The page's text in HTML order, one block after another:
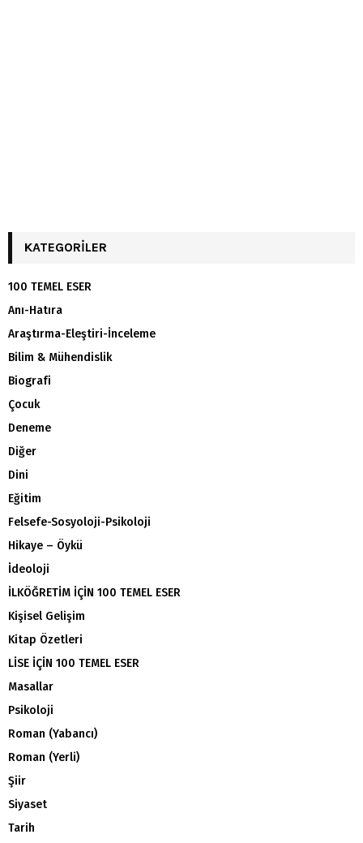
KATEGORILER
100 TEMEL ESER
Anı-Hatıra
Araştırma-Eleştiri-İnceleme
Bilim & Mühendislik
Biografi
Çocuk
Deneme
Diğer
Dini
Eğitim
Felsefe-Sosyoloji-Psikoloji
Hikaye – Öykü
İdeoloji
İLKÖĞRETİM İÇİN 100 TEMEL ESER
Kişisel Gelişim
Kitap Özetleri
LİSE İÇİN 100 TEMEL ESER
Masallar
Psikoloji
Roman (Yabancı)
Roman (Yerli)
Şiir
Siyaset
Tarih